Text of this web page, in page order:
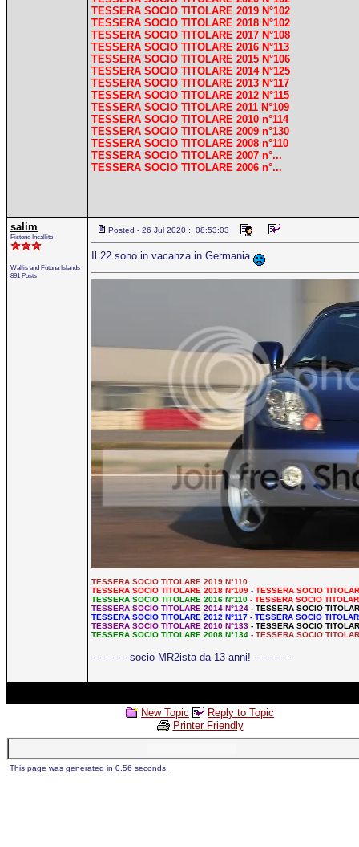
TESSERA SOCIO TITOLARE 2019 N°102
TESSERA SOCIO TITOLARE 2018 N°102
TESSERA SOCIO TITOLARE 2017 N°108
TESSERA SOCIO TITOLARE 2016 N°113
TESSERA SOCIO TITOLARE 2015 N°106
TESSERA SOCIO TITOLARE 2014 N°125
TESSERA SOCIO TITOLARE 2013 N°117
TESSERA SOCIO TITOLARE 2012 N°115
TESSERA SOCIO TITOLARE 2011 N°109
TESSERA SOCIO TITOLARE 2010 n°114
TESSERA SOCIO TITOLARE 2009 n°130
TESSERA SOCIO TITOLARE 2008 n°110
TESSERA SOCIO TITOLARE 2007 n°...
TESSERA SOCIO TITOLARE 2006 n°...
salim
Pistone Incallito
Wallis and Futuna Islands
891 Posts
Posted - 26 Jul 2020 : 08:53:03
Il 22 sono in vacanza in Germania
TESSERA SOCIO TITOLARE 2019 N°110
TESSERA SOCIO TITOLARE 2018 N°109 - TESSERA SOCIO
TESSERA SOCIO TITOLARE 2016 N°110 - TESSERA SOCIO
TESSERA SOCIO TITOLARE 2014 N°124 - TESSERA SOCIO
TESSERA SOCIO TITOLARE 2012 N°117 - TESSERA SOCIO
TESSERA SOCIO TITOLARE 2010 N°133 - TESSERA SOCIO
TESSERA SOCIO TITOLARE 2008 N°134 - TESSERA SOCIO
- - - - - - socio MR2ista da 13 anni! - - - - - -
New Topic
Reply to Topic
Printer Friendly
This page was generated in 0.56 seconds.